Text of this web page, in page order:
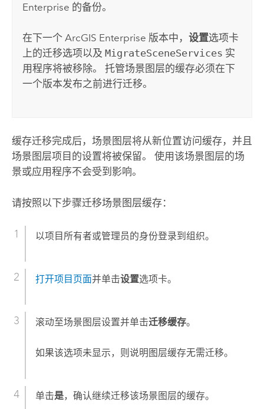
Enterprise 的备份。
在下一个ArcGIS Enterprise 版本中，设置选项卡
上的迁移选项以及MigrateSceneServices 实
用程序将被移除。 托管场景图层的缓存必须在下
一个版本发布之前进行迁移。
缓存迁移完成后，场景图层将从新位置访问缓存，并且
场景图层项目的设置将被保留。 使用该场景图层的场
景或应用程序不会受到影响。
请按照以下步骤迁移场景图层缓存：
以项目所有者或管理员的身份登录到组织。
打开项目页面并单击设置选项卡。
滚动至场景图层设置并单击迁移缓存。
如果该选项未显示，则说明图层缓存无需迁移。
单击是，确认继续迁移该场景图层的缓存。